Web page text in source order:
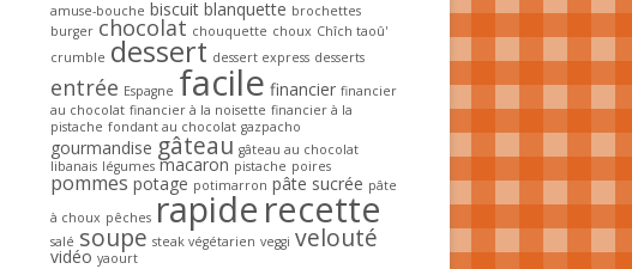
amuse-bouche biscuit blanquette brochettes
burger chocolat chouquette choux Chîch taoû'
crumble dessert dessert express desserts
entrée Espagne facile financier financier
au chocolat financier à la noisette financier à la
pistache fondant au chocolat gazpacho
gourmandise gâteau gâteau au chocolat
libanais légumes macaron pistache poires
pommes potage potimarron pâte sucrée pâte
à choux pêches rapide recette
salé soupe steak végétarien veggi velouté
vidéo yaourt